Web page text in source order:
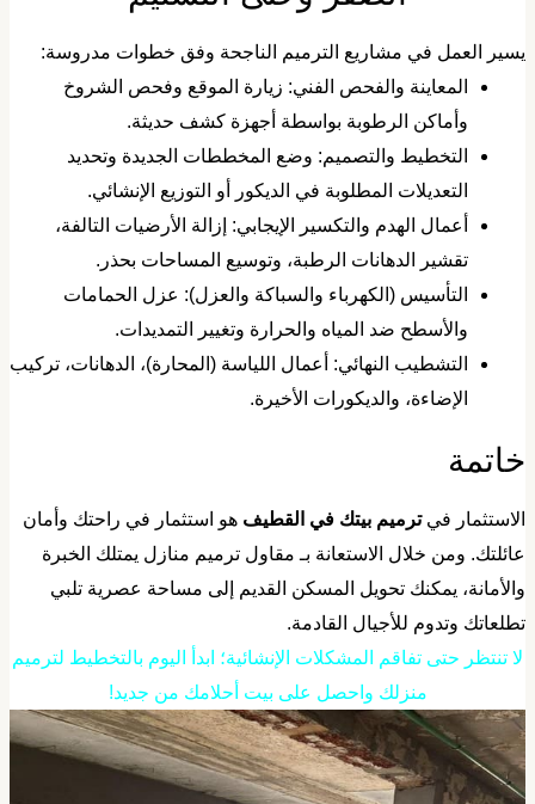
العمل في مشاريع الترميم الناجحة وفق خطوات مدروسة:
​المعاينة والفحص الفني: زيارة الموقع وفحص الشروخ
وأماكن الرطوبة بواسطة أجهزة كشف حديثة.
​التخطيط والتصميم: وضع المخططات الجديدة وتحديد
التعديلات المطلوبة في الديكور أو التوزيع الإنشائي.
​أعمال الهدم والتكسير الإيجابي: إزالة الأرضيات التالفة،
تقشير الدهانات الرطبة، وتوسيع المساحات بحذر.
​التأسيس (الكهرباء والسباكة والعزل): عزل الحمامات
والأسطح ضد المياه والحرارة وتغيير التمديدات.
​التشطيب النهائي: أعمال اللياسة (المحارة)، الدهانات، تركيب
الإضاءة، والديكورات الأخيرة.
فيترميم بيتك في القطيفهو استثمار في راحتك وأمان
ومن خلال الاستعانة بـ مقاول ترميم منازل يمتلك الخبرة
يمكنك تحويل المسكن القديم إلى مساحة عصرية تلبي
وتدوم للأجيال القادمة.
تنتظر حتى تفاقم المشكلات الإنشائية؛ ابدأ اليوم بالتخطيط لترميم
منزلك واحصل على بيت أحلامك من جديد!